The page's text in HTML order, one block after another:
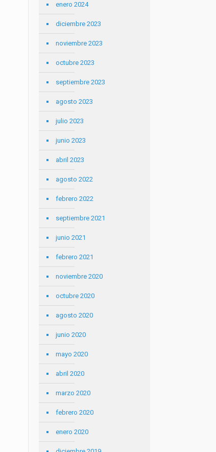
enero 2024
diciembre 2023
noviembre 2023
octubre 2023
septiembre 2023
agosto 2023
julio 2023
junio 2023
abril 2023
agosto 2022
febrero 2022
septiembre 2021
junio 2021
febrero 2021
noviembre 2020
octubre 2020
agosto 2020
junio 2020
mayo 2020
abril 2020
marzo 2020
febrero 2020
enero 2020